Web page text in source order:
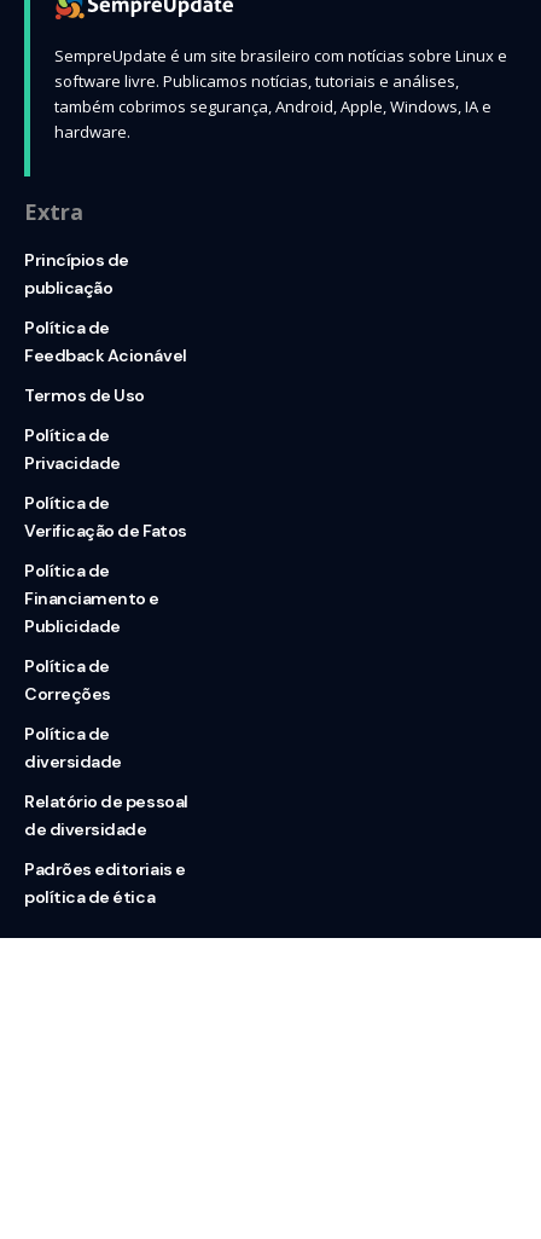
SempreUpdate é um site brasileiro com notícias sobre Linux e
software livre. Publicamos notícias, tutoriais e análises,
também cobrimos segurança, Android, Apple, Windows, IA e
hardware.
Extra
Princípios de
publicação
Política de
Feedback Acionável
Termos de Uso
Política de
Privacidade
Política de
Verificação de Fatos
Política de
Financiamento e
Publicidade
Política de
Correções
Política de
diversidade
Relatório de pessoal
de diversidade
Padrões editoriais e
política de ética